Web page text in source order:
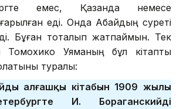
емес, Қазанда немесе
еді. Онда Абайдың суреті
Бұған тоқталып жатпаймын. Тек
Уяманың бұл кітапты
туралы:
алғашқы кітабын 1909 жылы
И. Бораганскийдің